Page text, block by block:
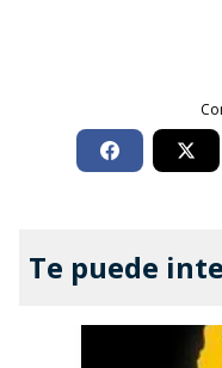
Te puede